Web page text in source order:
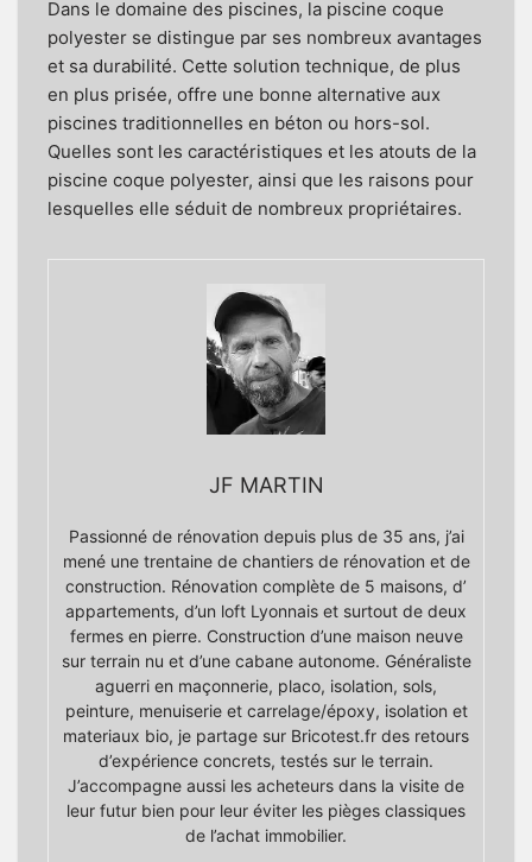
Dans le domaine des piscines, la piscine coque
polyester se distingue par ses nombreux avantages
et sa durabilité. Cette solution technique, de plus
en plus prisée, offre une bonne alternative aux
piscines traditionnelles en béton ou hors-sol.
Quelles sont les caractéristiques et les atouts de la
piscine coque polyester, ainsi que les raisons pour
lesquelles elle séduit de nombreux propriétaires.
JF MARTIN
Passionné de rénovation depuis plus de 35 ans, j’ai
mené une trentaine de chantiers de rénovation et de
construction. Rénovation complète de 5 maisons, d’
appartements, d’un loft Lyonnais et surtout de deux
fermes en pierre. Construction d’une maison neuve
sur terrain nu et d’une cabane autonome. Généraliste
aguerri en maçonnerie, placo, isolation, sols,
peinture, menuiserie et carrelage/époxy, isolation et
materiaux bio, je partage sur Bricotest.fr des retours
d’expérience concrets, testés sur le terrain.
J’accompagne aussi les acheteurs dans la visite de
leur futur bien pour leur éviter les pièges classiques
de l’achat immobilier.